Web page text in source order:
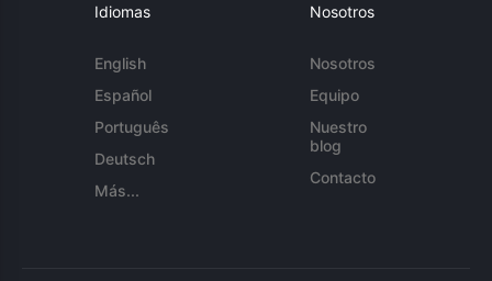
Idiomas
English
Español
Português
Deutsch
Más...
Nosotros
Nosotros
Equipo
Nuestro
blog
Contacto